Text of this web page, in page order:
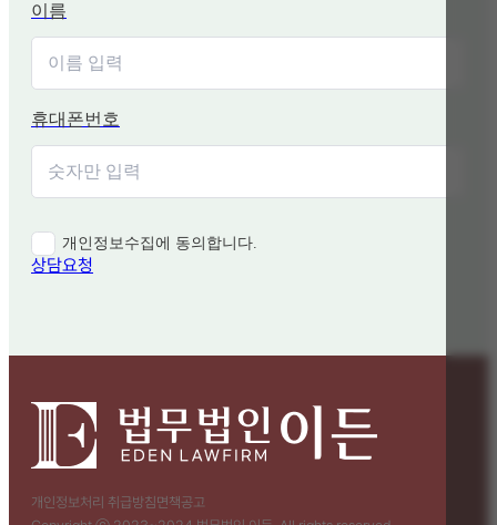
이름
휴대폰번호
개인정보수집에 동의합니다.
상담요청
개인정보처리 취급방침 면책공고